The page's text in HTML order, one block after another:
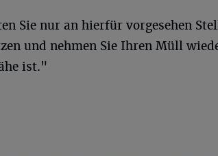
Sie nur an hierfür vorgesehen
und nehmen Sie Ihren Müll
ist."